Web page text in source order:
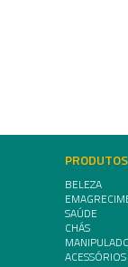
PRODUTOS
BELEZA
SAÚDE
CHÁS
ACESSÓRIOS